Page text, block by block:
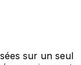
sur un seul